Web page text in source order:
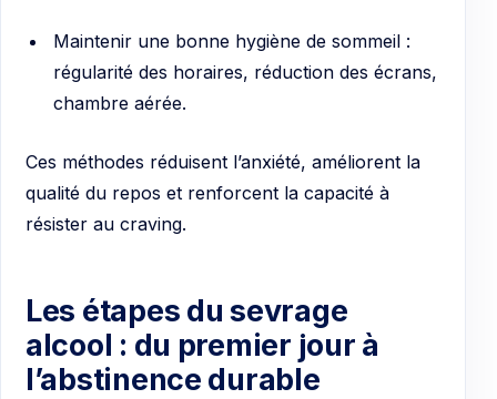
Maintenir une bonne hygiène de sommeil :
régularité des horaires, réduction des écrans,
chambre aérée.
Ces méthodes réduisent l’anxiété, améliorent la
qualité du repos et renforcent la capacité à
résister au craving.
Les étapes du sevrage
alcool : du premier jour à
l’abstinence durable